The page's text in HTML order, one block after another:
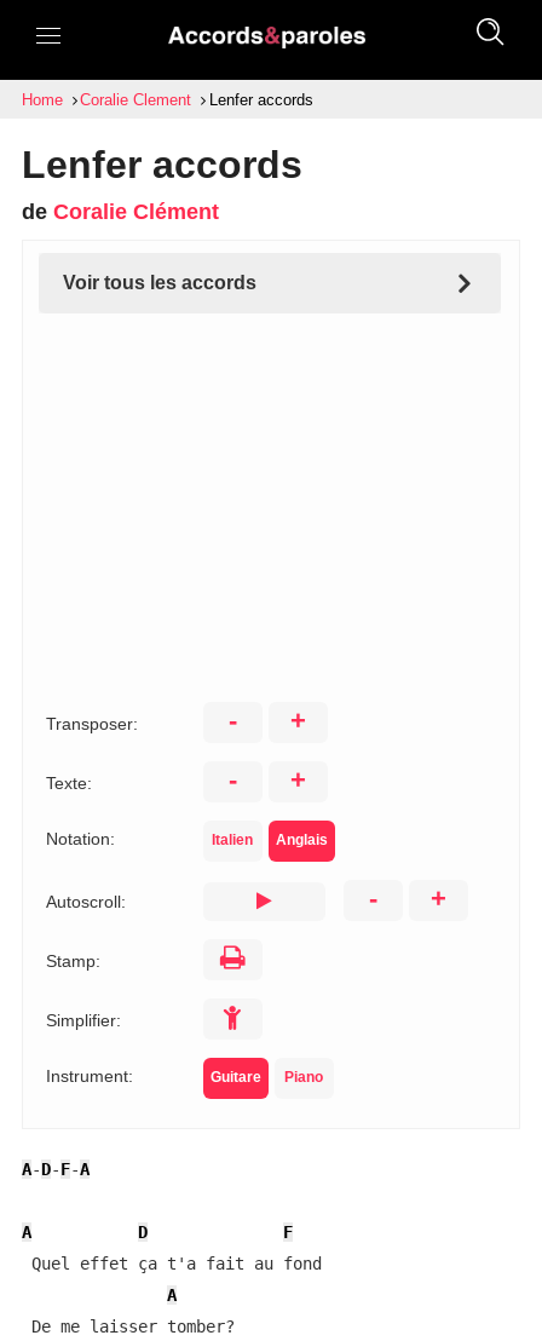
Home Coralie Clement Lenfer accords
Lenfer accords
de Coralie Clément
Voir tous les accords
Transposer: - +
Texte: - +
Notation: Italien Anglais
Autoscroll: - +
Stamp:
Simplifier:
Instrument: Guitare Piano
A-D-F-A
A D
F
Quel effet ça t'a fait au fond
A